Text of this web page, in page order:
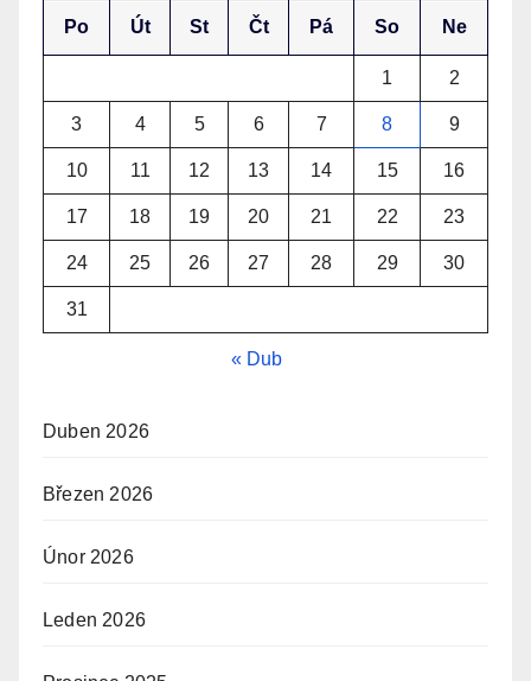
Po Út St Čt Pá So Ne
1 2
3 4 5 6 7 8 9
10 11 12 13 14 15 16
17 18 19 20 21 22 23
24 25 26 27 28 29 30
31
« Dub
Duben 2026
Březen 2026
Únor 2026
Leden 2026